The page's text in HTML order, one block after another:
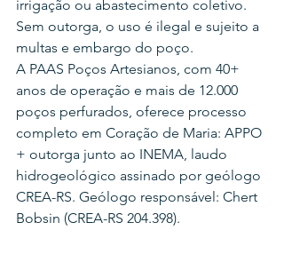
irrigação ou abastecimento coletivo.
Sem outorga, o uso é ilegal e sujeito a
multas e embargo do poço.
A PAAS Poços Artesianos, com 40+
anos de operação e mais de 12.000
poços perfurados, oferece processo
completo em Coração de Maria: APPO
+ outorga junto ao INEMA, laudo
hidrogeológico assinado por geólogo
CREA-RS. Geólogo responsável: Chert
Bobsin (CREA-RS 204.398).